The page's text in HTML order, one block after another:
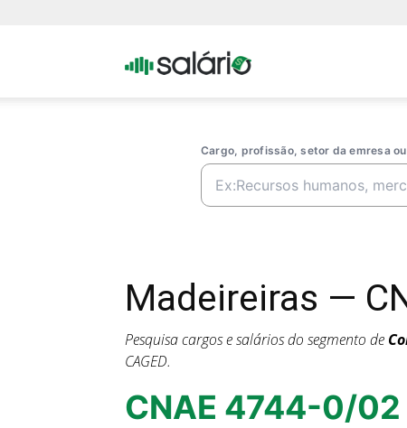
Portal
Cargo, profissão, setor da emresa
Madeireiras —
Pesquisa cargos e salários do segmento de
CAGED.
CNAE 4744-0/02